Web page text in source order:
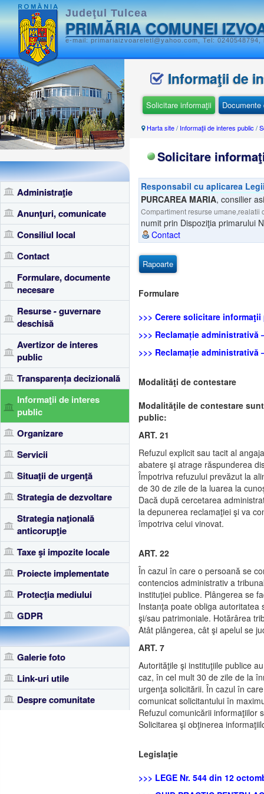
Judeţul Tulcea
PRIMĂRIA COMUNEI
e-mail: primariaizvoareletl@yahoo.com, Tel:
Administraţie
Anunţuri, comunicate
Consiliul local
Contact
Formulare, documente
necesare
Resurse - guvernare
deschisă
Avertizor de interes
public
Transparența decizională
Informaţii de interes
public
Organizare
Servicii
Situaţii de urgenţă
Strategia de dezvoltare
Strategia naţională
anticorupţie
Taxe şi impozite locale
Proiecte implementate
Protecţia mediului
GDPR
Galerie foto
Link-uri utile
Despre comunitate
Informaţii de
Solicitare informaţii
Harta site/ Informaţii de interes public /
Solicitare
Responsabil cu aplicarea
PURCAREA MARIA, consilier
Compartiment resurse umane,realatii
numit prin Dispoziţia primarului
Contact
Rapoarte
Formulare
>>> Cerere solicitare
>>> Reclamație administrativă
>>> Reclamație
Modalităţi de contestare
Modalităţile de contestare
public:
ART. 21
Refuzul explicit sau tacit al
abatere şi atrage răspunderea
Împotriva refuzului prevăzut la
de 30 de zile de la luarea la
Dacă după cercetarea
la depunerea reclamaţiei şi va
împotriva celui vinovat.
ART. 22
În cazul în care o persoană se
contencios administrativ a
instituţiei publice. Plângerea se
Instanţa poate obliga autoritatea
şi/sau patrimoniale. Hotărârea
Atât plângerea, cât şi apelul se
ART. 7
Autorităţile şi instituţiile publice
caz, în cel mult 30 de zile de la
urgenţa solicitării. În cazul în
comunicat solicitantului în
Refuzul comunicării informaţiilor
Solicitarea şi obţinerea
Legislaţie
>>> LEGE Nr. 544 din 12